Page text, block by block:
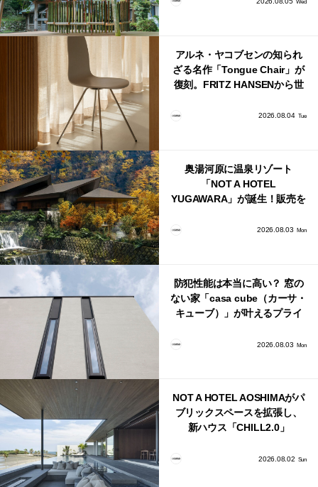
Wed
アルネ・ヤコブセンの知られ
ざる名作「Tongue Chair」が
復刻。FRITZ HANSENから世
2026.08.04 Tue
奥湯河原に温泉リゾート
「NOT A HOTEL
YUGAWARA」が誕生！販売を
2026.08.03 Mon
防犯性能は本当に高い？ 窓の
ない家「casa cube（カーサ・
キューブ）」が叶えるプライ
2026.08.03 Mon
NOT A HOTEL AOSHIMAがパ
ブリックスペースを拡張し、
新ハウス「CHILL2.0」
2026.08.02 Sun